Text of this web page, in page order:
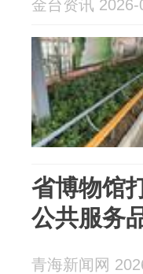
金台资讯 2026-
省博物馆
公共服务
青海新闻网